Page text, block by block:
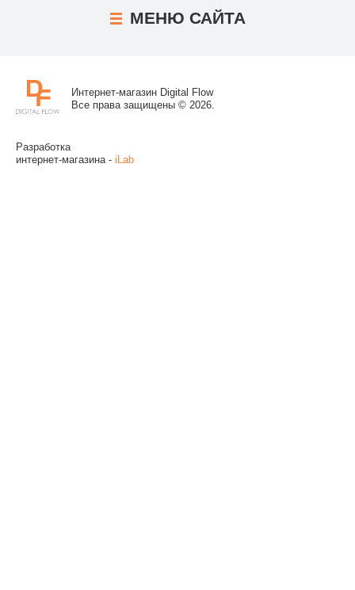
МЕНЮ САЙТА
Интернет-магазин Digital Flow
Все права защищены © 2026.
Разработка
интернет-магазина - iLab